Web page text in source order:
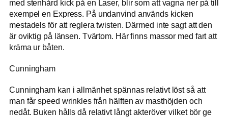
med stenhård kick på en Laser, blir som att vagna ner på till
exempel en Express. På undanvind används kicken
mestadels för att reglera twisten. Därmed inte sagt att den
är oviktig på länsen. Tvärtom. Här finns massor med fart att
kräma ur båten.
Cunningham
Cunningham kan i allmänhet spännas relativt löst så att
man får speed wrinkles från hälften av masthöjden och
nedåt. Buken hålls då relativt långt akteröver vilket bör ge